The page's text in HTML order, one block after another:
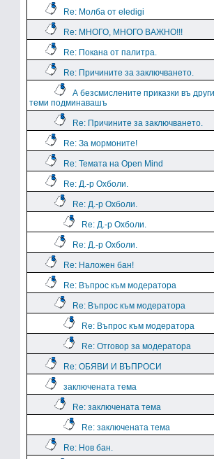
Re: Молба от eledigi
Re: МНОГО, МНОГО ВАЖНО!!!
Re: Покана от палитра.
Re: Причините за заключването.
А безсмислените приказки въ други
теми подминавашъ
Re: Причините за заключването.
Re: За мормоните!
Re: Темата на Open Mind
Re: Д.-р Охболи.
Re: Д.-р Охболи.
Re: Д.-р Охболи.
Re: Д.-р Охболи.
Re: Наложен бан!
Re: Въпрос към модератора
Re: Въпрос към модератора
Re: Въпрос към модератора
Re: Отговор за модератора
Re: ОБЯВИ И ВЪПРОСИ
заключената тема
Re: заключената тема
Re: заключената тема
Re: Нов бан.